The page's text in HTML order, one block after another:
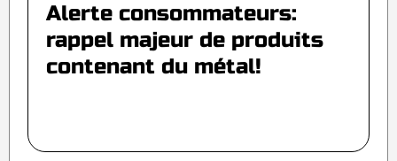
Alerte consommateurs:
rappel majeur de produits
contenant du métal!